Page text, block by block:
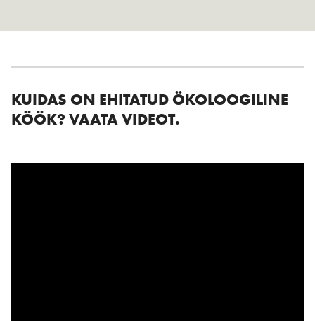
KUIDAS ON EHITATUD ÖKOLOOGILINE
KÖÖK?VAATA VIDEOT.